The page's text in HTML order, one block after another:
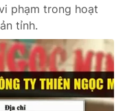
video
thao
phạm trong hoạt
tỉnh.